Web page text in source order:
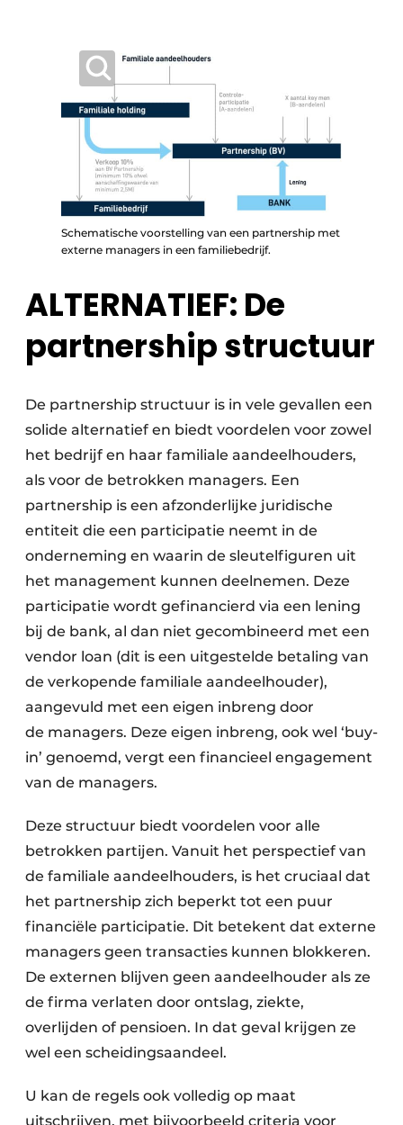
Schematische voorstelling van een partnership met
externe managers in een familiebedrijf.
ALTERNATIEF: De
partnership structuur
De partnership structuur is in vele gevallen een
solide alternatief en biedt voordelen voor zowel
het bedrijf en haar familiale aandeelhouders,
als voor de betrokken managers. Een
partnership is een afzonderlijke juridische
entiteit die een participatie neemt in de
onderneming en waarin de sleutelfiguren uit
het management kunnen deelnemen. Deze
participatie wordt gefinancierd via een lening
bij de bank, al dan niet gecombineerd met een
vendor loan (dit is een uitgestelde betaling van
de verkopende familiale aandeelhouder),
aangevuld met een eigen inbreng door
de managers. Deze eigen inbreng, ook wel ‘buy-
in’ genoemd, vergt een financieel engagement
van de managers.
Deze structuur biedt voordelen voor alle
betrokken partijen. Vanuit het perspectief van
de familiale aandeelhouders, is het cruciaal dat
het partnership zich beperkt tot een puur
financiële participatie. Dit betekent dat externe
managers geen transacties kunnen blokkeren.
De externen blijven geen aandeelhouder als ze
de firma verlaten door ontslag, ziekte,
overlijden of pensioen. In dat geval krijgen ze
wel een scheidingsaandeel.
U kan de regels ook volledig op maat
uitschrijven, met bijvoorbeeld criteria voor